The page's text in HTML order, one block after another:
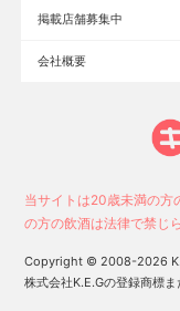
お店に
大宮
池
新潟駅前のキャバクラ
掲載店舗募集中
会社概要
当サイトは20歳未満の方
の方の飲酒は法律で禁じ
Copyright © 2008-2026
株式会社K.E.Gの登録商標